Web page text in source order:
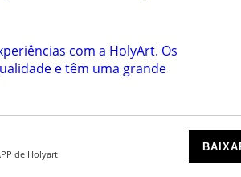
de Holyart
com a HolyArt. Os
e têm uma grande
a encomenda foi fácil de fazer e
a nossa compra. Os bens...